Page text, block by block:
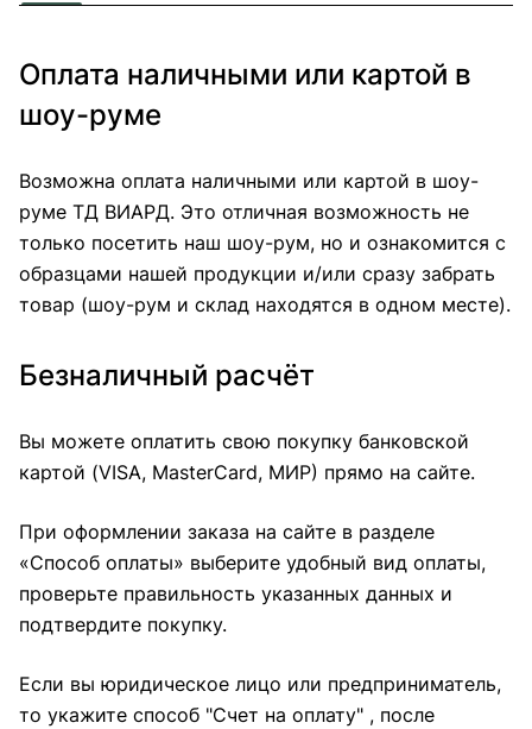
Оплата наличными или картой в
шоу-руме
Возможна оплата наличными или картой в шоу-
руме ТД ВИАРД. Это отличная возможность не
только посетить наш шоу-рум, но и ознакомится с
образцами нашей продукции и/или сразу забрать
товар (шоу-рум и склад находятся в одном месте).
Безналичный расчёт
Вы можете оплатить свою покупку банковской
картой (VISA, MasterCard, МИР) прямо на сайте.
При оформлении заказа на сайте в разделе
«Способ оплаты» выберите удобный вид оплаты,
проверьте правильность указанных данных и
подтвердите покупку.
Если вы юридическое лицо или предприниматель,
то укажите способ "Счет на оплату" , после